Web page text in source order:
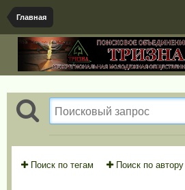
Главная
Поиск по тегам Поиск по автору